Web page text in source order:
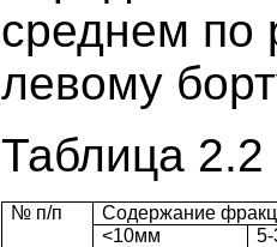
среднем по
левому
Таблица 2.2
№ п/п
Содержание
<10мм